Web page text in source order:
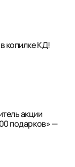
копилке КД!
акции
подарков» —